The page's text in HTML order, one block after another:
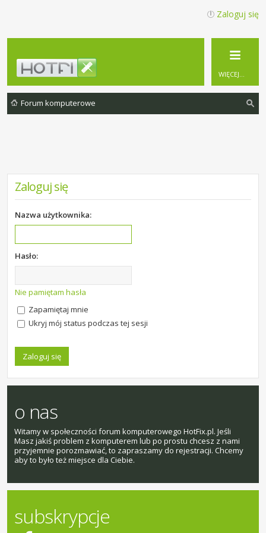
Zaloguj się
WIĘCEJ…
Forum komputerowe
Zaloguj się
Nazwa użytkownika:
Hasło:
Nie pamiętam hasła
Zapamiętaj mnie
Ukryj mój status podczas tej sesji
o nas
Witamy w społeczności forum komputerowego HotFix.pl. Jeśli
Masz jakiś problem z komputerem lub po prostu chcesz z nami
przyjemnie porozmawiać, to zapraszamy do rejestracji. Chcemy
aby to było też miejsce dla Ciebie.
subskrypcje